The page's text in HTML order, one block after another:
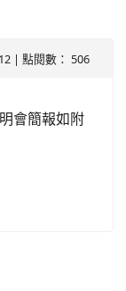
| 點閱數： 506
會簡報如附